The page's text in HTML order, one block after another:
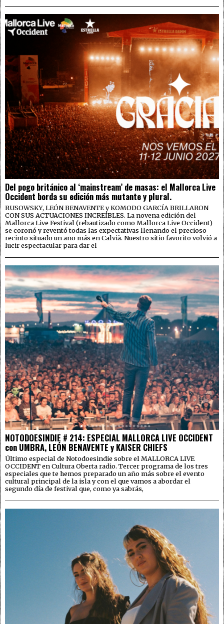
Del pogo británico al ‘mainstream’ de masas: el Mallorca Live
Occident borda su edición más mutante y plural.
RUSOWSKY, LEÓN BENAVENTE y KOMODO GARCÍA BRILLARON
CON SUS ACTUACIONES INCREÍBLES. La novena edición del
Mallorca Live Festival (rebautizado como Mallorca Live Occident)
se coronó y reventó todas las expectativas llenando el precioso
recinto situado un año más en Calvià. Nuestro sitio favorito volvió a
lucir espectacular para dar el
NOTODOESINDIE # 214: ESPECIAL MALLORCA LIVE OCCIDENT
con UMBRA, LEÓN BENAVENTE y KAISER CHIEFS
Último especial de Notodoesindie sobre el MALLORCA LIVE
OCCIDENT en Cultura Oberta radio. Tercer programa de los tres
especiales que te hemos preparado un año más sobre el evento
cultural principal de la isla y con el que vamos a abordar el
segundo día de festival que, como ya sabrás,